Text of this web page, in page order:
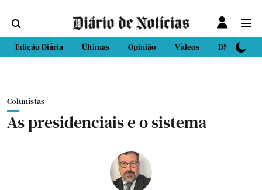
Edição Diária Últimas Opinião Vídeos DN Sport
Colunistas
As presidenciais e o sistema